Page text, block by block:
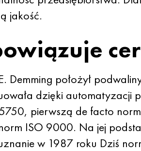
jakość.
Demming położył
dzięki automatyzacji
pierwszą de facto
ISO 9000. Na jej
w 1987 roku Dziś